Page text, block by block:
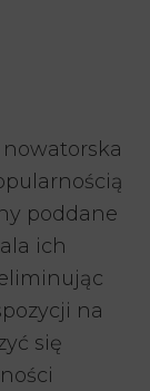
poddane
ich
na
się